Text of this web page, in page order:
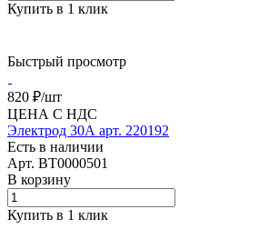
Купить в 1 клик
Быстрый просмотр
820 ₽/шт
ЦЕНА С НДС
Электрод 30А арт. 220192
Есть в наличии
Арт. BT0000501
В корзину
Купить в 1 клик